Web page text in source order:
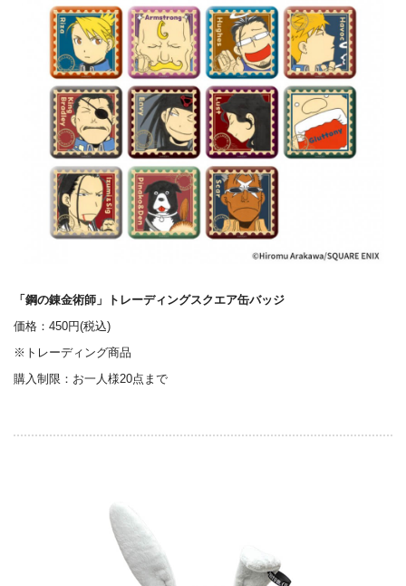
「鋼の錬金術師」トレーディングスクエア缶バッジ
価格：450円(税込)
※トレーディング商品
購入制限：お一人様20点まで